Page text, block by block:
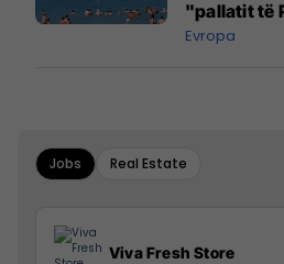
"pallatit të
Evropa
Jobs Real Estate
Viva Fresh Store